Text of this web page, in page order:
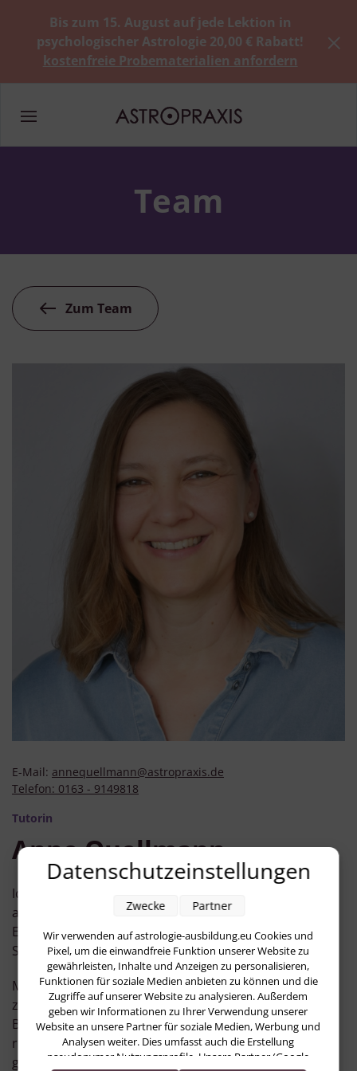
Bis zum 15. August auf jede Lektion in
psychologischer Astrologie 20,00 € Rabatt!
kostenfreie Probematerialien anfordern
Team
Zum Team
E-Mail: annequellmann@astropraxis.de
Telefon: 0163 - 9149818
Tutorin
Anne Quellmann
Ich freue mich sehr darauf, das Team der Astropraxis
ab 2026 als Tutorin zu ergänzen. Bis 2025 lehrte ich
Englisch und Spanisch, jetzt darf ich die Sprache der
Sterne lehren.
Mein erster Beruf war ein kaufmännischer, mein
zweiter Gymnasiallehrerin, der dritte ist meine
Berufung. Mit der Astrologie fühle ich mich genau am
richtigen Platz. Sie ist zu meiner Haupttätigkeit und
großen Liebe geworden, die ich noch lange weiter
Datenschutzeinstellungen
Wir verwenden auf astrologie-ausbildung.eu Cookies und
Pixel, um die einwandfreie Funktion unserer Website zu
gewährleisten, Inhalte und Anzeigen zu personalisieren,
Funktionen für soziale Medien anbieten zu können und die
Zugriffe auf unserer Website zu analysieren. Außerdem
geben wir Informationen zu Ihrer Verwendung unserer
Website an unsere Partner für soziale Medien, Werbung und
Analysen weiter. Dies umfasst auch die Erstellung
pseudonymer Nutzungsprofile. Unsere Partner (Google
Zwecke Partner